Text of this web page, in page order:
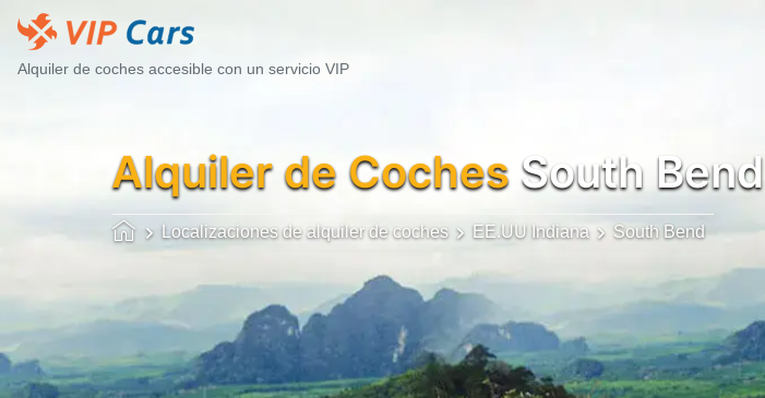
Alquiler de coches accesible con un servicio VIP
Alquiler de Coches South Bend
Localizaciones de alquiler de coches EE.UU Indiana South Bend